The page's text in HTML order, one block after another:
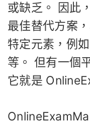
或缺乏。 因此
最佳替代方案
特定元素，例
等。 但有一個
它就是